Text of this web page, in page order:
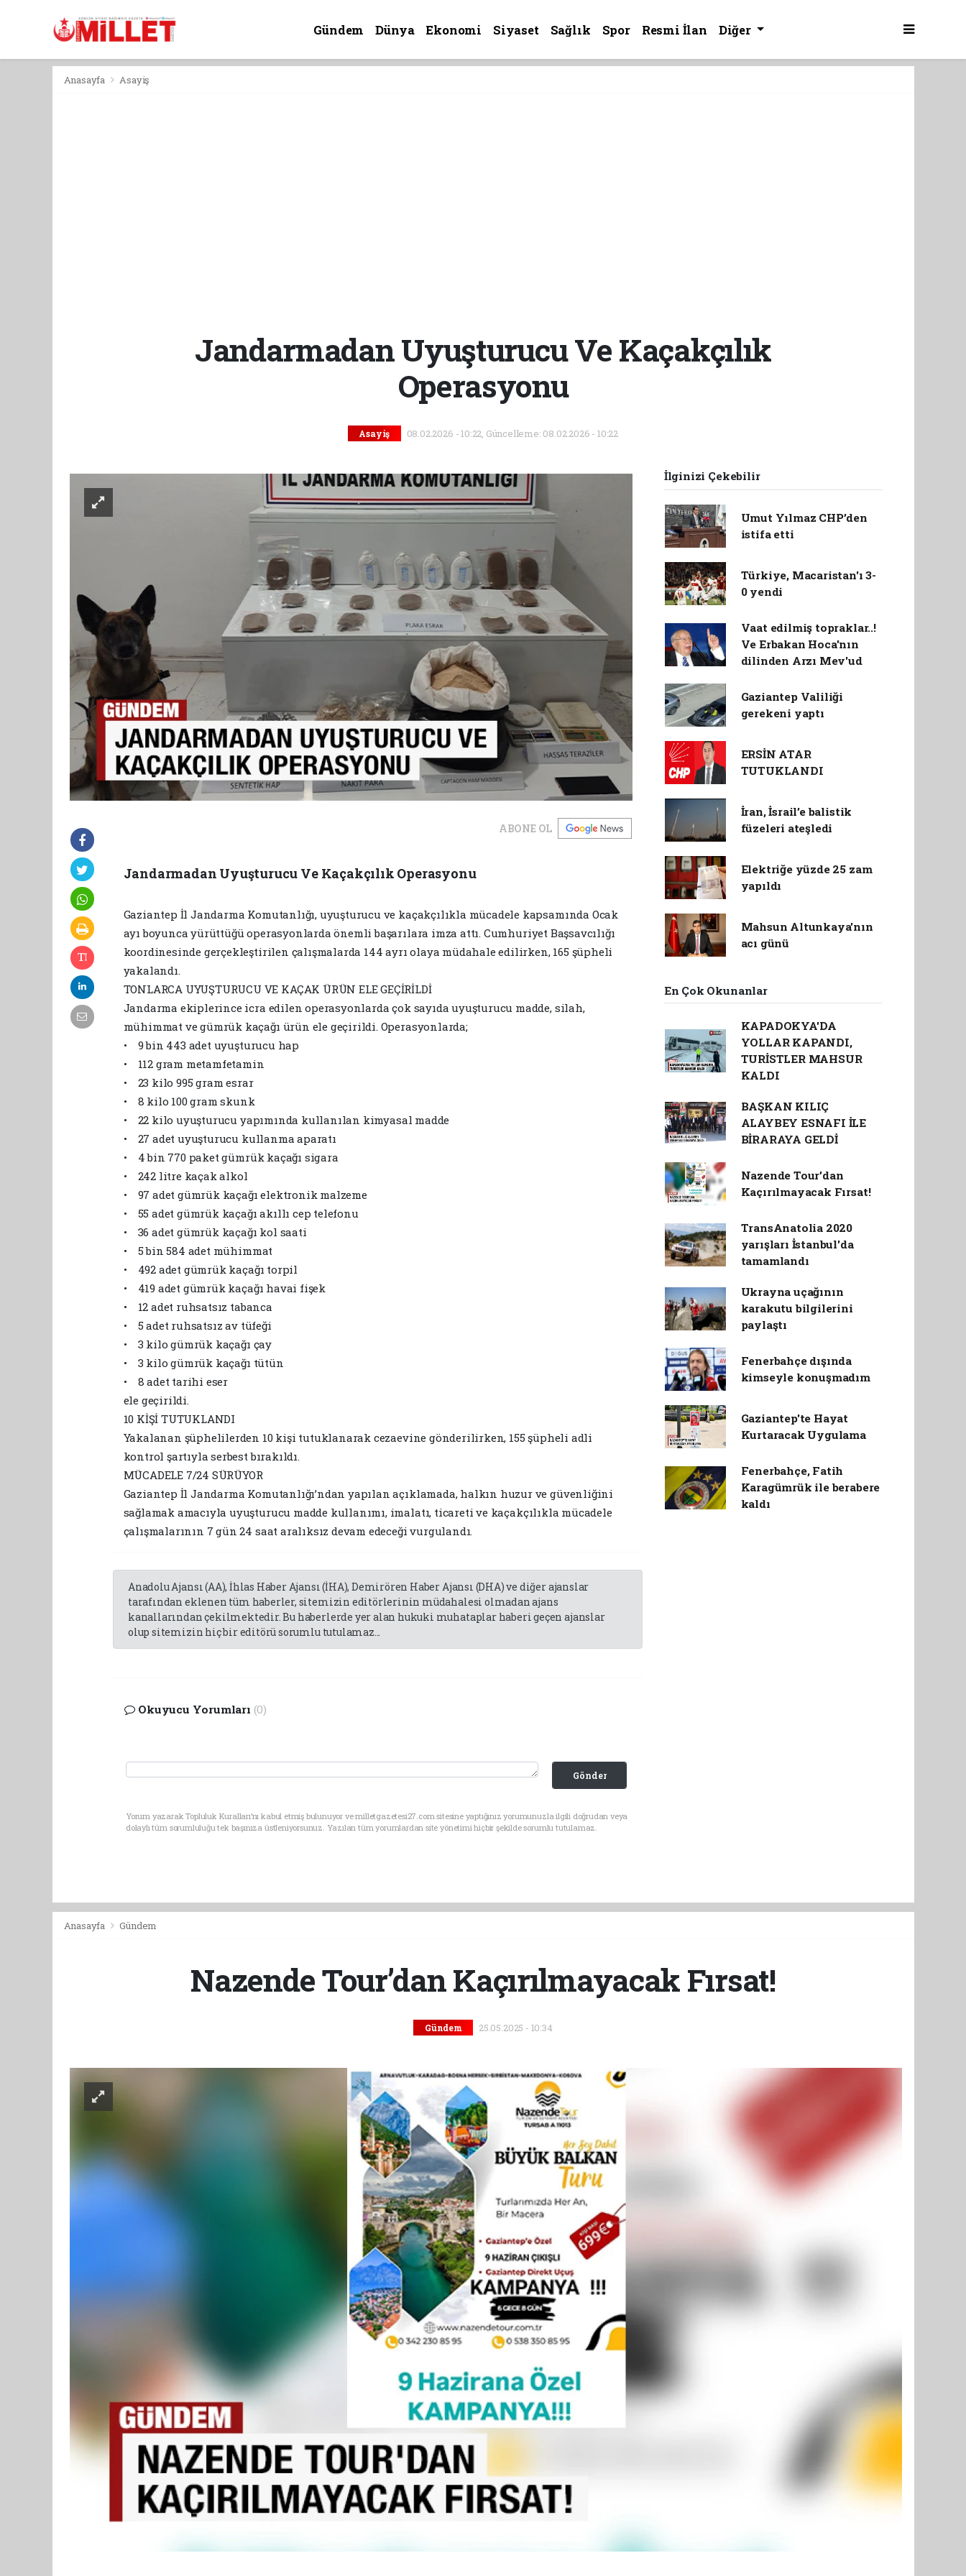
Gündem Dünya Ekonomi Siyaset Sağlık Spor Resmi İlan Diğer
Anasayfa Asayiş
Jandarmadan Uyuşturucu Ve Kaçakçılık
Operasyonu
Asayiş 08.02.2026 - 10:22, Güncelleme: 08.02.2026 - 10:22
ABONE OL
Jandarmadan Uyuşturucu Ve Kaçakçılık Operasyonu
Gaziantep İl Jandarma Komutanlığı, uyuşturucu ve kaçakçılıkla mücadele kapsamında Ocak
ayı boyunca yürüttüğü operasyonlarda önemli başarılara imza attı. Cumhuriyet Başsavcılığı
koordinesinde gerçekleştirilen çalışmalarda 144 ayrı olaya müdahale edilirken, 165 şüpheli
yakalandı.
TONLARCA UYUŞTURUCU VE KAÇAK ÜRÜN ELE GEÇİRİLDİ
Jandarma ekiplerince icra edilen operasyonlarda çok sayıda uyuşturucu madde, silah,
mühimmat ve gümrük kaçağı ürün ele geçirildi. Operasyonlarda;
• 9 bin 443 adet uyuşturucu hap
• 112 gram metamfetamin
• 23 kilo 995 gram esrar
• 8 kilo 100 gram skunk
• 22 kilo uyuşturucu yapımında kullanılan kimyasal madde
• 27 adet uyuşturucu kullanma aparatı
• 4 bin 770 paket gümrük kaçağı sigara
• 242 litre kaçak alkol
• 97 adet gümrük kaçağı elektronik malzeme
• 55 adet gümrük kaçağı akıllı cep telefonu
• 36 adet gümrük kaçağı kol saati
• 5 bin 584 adet mühimmat
• 492 adet gümrük kaçağı torpil
• 419 adet gümrük kaçağı havai fişek
• 12 adet ruhsatsız tabanca
• 5 adet ruhsatsız av tüfeği
• 3 kilo gümrük kaçağı çay
• 3 kilo gümrük kaçağı tütün
• 8 adet tarihi eser
ele geçirildi.
10 KİŞİ TUTUKLANDI
Yakalanan şüphelilerden 10 kişi tutuklanarak cezaevine gönderilirken, 155 şüpheli adli
kontrol şartıyla serbest bırakıldı.
MÜCADELE 7/24 SÜRÜYOR
Gaziantep İl Jandarma Komutanlığı’ndan yapılan açıklamada, halkın huzur ve güvenliğini
sağlamak amacıyla uyuşturucu madde kullanımı, imalatı, ticareti ve kaçakçılıkla mücadele
çalışmalarının 7 gün 24 saat aralıksız devam edeceği vurgulandı.
Anadolu Ajansı (AA), İhlas Haber Ajansı (İHA), Demirören Haber Ajansı (DHA) ve diğer ajanslar
tarafından eklenen tüm haberler, sitemizin editörlerinin müdahalesi olmadan ajans
kanallarından çekilmektedir. Bu haberlerde yer alan hukuki muhataplar haberi geçen ajanslar
olup sitemizin hiç bir editörü sorumlu tutulamaz...
Okuyucu Yorumları (0)
Gönder
Yorum yazarak Topluluk Kuralları’nı kabul etmiş bulunuyor ve milletgazetesi27.com sitesine yaptığınız yorumunuzla ilgili doğrudan veya
dolaylı tüm sorumluluğu tek başınıza üstleniyorsunuz. Yazılan tüm yorumlardan site yönetimi hiçbir şekilde sorumlu tutulamaz.
İlginizi Çekebilir
Umut Yılmaz CHP’den
istifa etti
Türkiye, Macaristan'ı 3-
0 yendi
Vaat edilmiş topraklar..!
Ve Erbakan Hoca'nın
dilinden Arzı Mev'ud
Gaziantep Valiliği
gerekeni yaptı
ERSİN ATAR
TUTUKLANDI
İran, İsrail’e balistik
füzeleri ateşledi
Elektriğe yüzde 25 zam
yapıldı
Mahsun Altunkaya'nın
acı günü
En Çok Okunanlar
KAPADOKYA'DA
YOLLAR KAPANDI,
TURİSTLER MAHSUR
KALDI
BAŞKAN KILIÇ
ALAYBEY ESNAFI İLE
BİRARAYA GELDİ
Nazende Tour’dan
Kaçırılmayacak Fırsat!
TransAnatolia 2020
yarışları İstanbul'da
tamamlandı
Ukrayna uçağının
karakutu bilgilerini
paylaştı
Fenerbahçe dışında
kimseyle konuşmadım
Gaziantep'te Hayat
Kurtaracak Uygulama
Fenerbahçe, Fatih
Karagümrük ile berabere
kaldı
Anasayfa Gündem
Nazende Tour’dan Kaçırılmayacak Fırsat!
Gündem 25.05.2025 - 10:34